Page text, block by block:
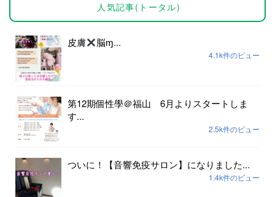
人気記事(トータル)
皮膚 脳ɱ...
4.1k件のビュー
第12期個性學＠福山 6月よりスタートしま
す...
2.5k件のビュー
ついに！【音響免疫サロン】になりました...
1.4k件のビュー